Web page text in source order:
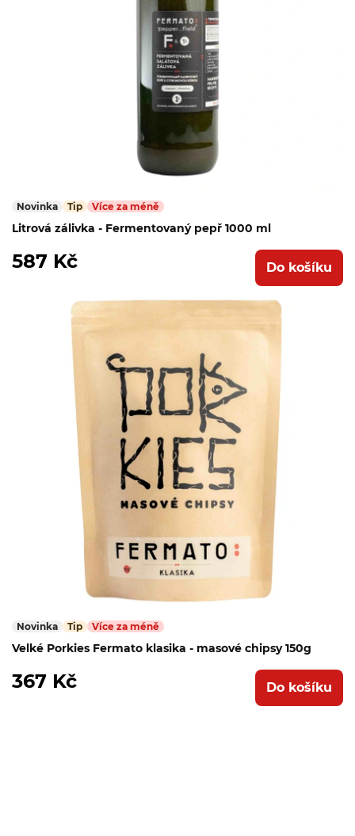
Novinka Tip Více za méně
Litrová zálivka - Fermentovaný pepř 1000 ml
587 Kč Do košíku
Novinka Tip Více za méně
Velké Porkies Fermato klasika - masové chipsy 150g
367 Kč Do košíku
Nevíte, kterou vyzkoušet?
Zvolte náš
Zvolte předplatné a o nic se nemusíte starat